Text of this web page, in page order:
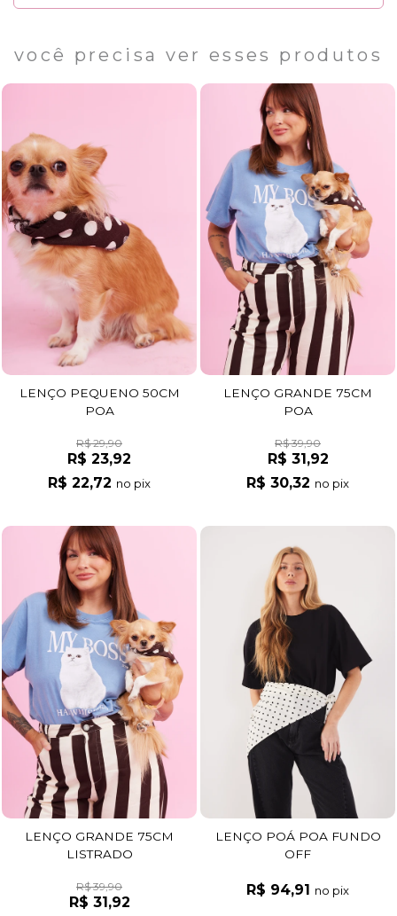
você precisa ver esses produtos
LENÇO PEQUENO 50CM
POA
R$ 29,90
R$ 23,92
R$ 22,72 no pix
LENÇO GRANDE 75CM
POA
R$ 39,90
R$ 31,92
R$ 30,32 no pix
LENÇO GRANDE 75CM
LISTRADO
R$ 39,90
R$ 31,92
LENÇO POÁ POA FUNDO
OFF
R$ 94,91 no pix